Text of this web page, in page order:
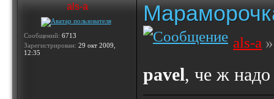
als-a
Сообщений: 6713
Зарегистрирован: 29 окт 2009,
12:35
als-a
pavel, че ж